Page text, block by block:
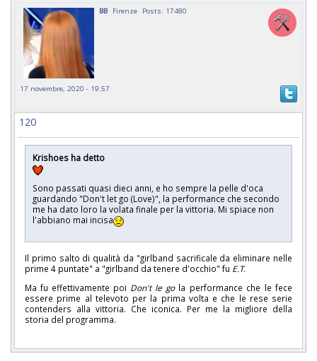
BB Firenze Posts: 17480
17 novembre, 2020 - 19:57
120
Krishoes ha detto
Sono passati quasi dieci anni, e ho sempre la pelle d'oca
guardando "Don't let go (Love)", la performance che secondo
me ha dato loro la volata finale per la vittoria. Mi spiace non
l'abbiano mai incisa
Il primo salto di qualità da "girlband sacrificale da eliminare nelle
prime 4 puntate" a "girlband da tenere d'occhio" fu E.T.
Ma fu effettivamente poi Don't le gola performance che le fece
essere prime al televoto per la prima volta e che le rese serie
contenders alla vittoria. Che iconica. Per me la migliore della
storia del programma.